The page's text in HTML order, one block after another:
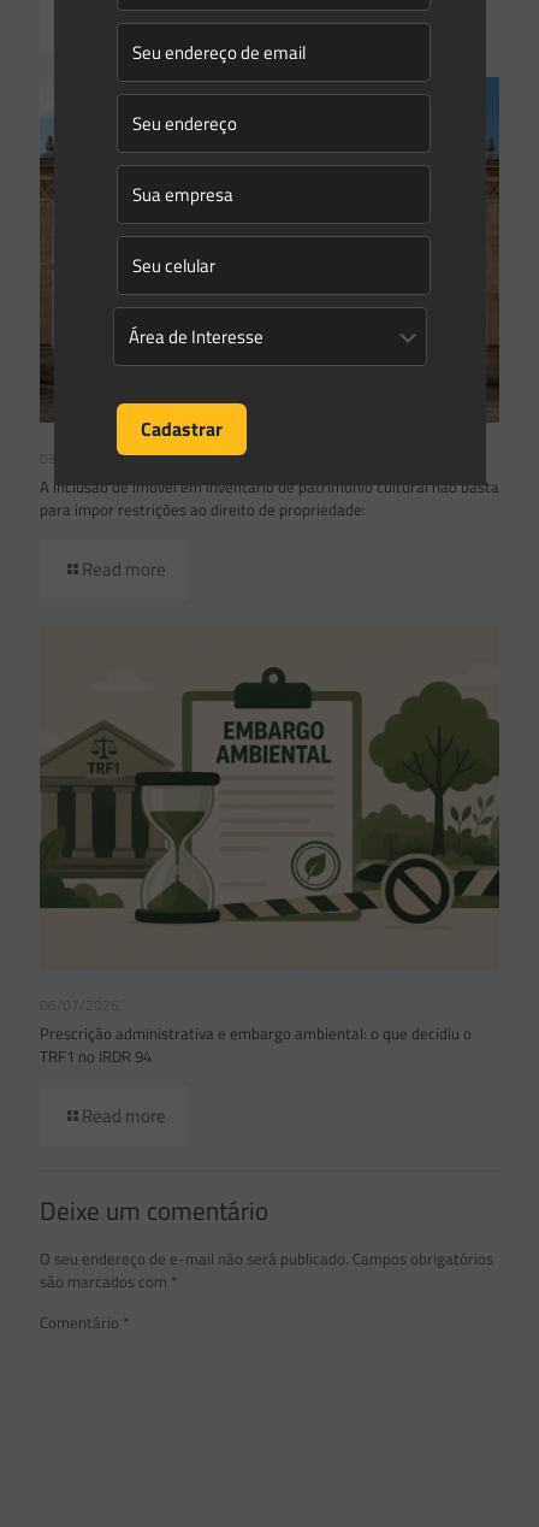
Read more
03/08/2026
A inclusão de imóvel em inventário de patrimônio cultural não basta
para impor restrições ao direito de propriedade:
Read more
06/07/2026
Prescrição administrativa e embargo ambiental: o que decidiu o
TRF1 no IRDR 94
Read more
Deixe um comentário
O seu endereço de e-mail não será publicado. Campos obrigatórios
são marcados com *
Comentário *